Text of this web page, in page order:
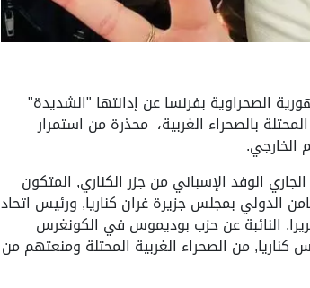
أصدقاء الجمهورية الصحراوية بفرنسا عن إدانتها "الشديدة"
بالصحراء الغربية، محذرة من استمرار
الخارجي.
للجمعية أن السلطات المغربية طردت بتاريخ 13 يناير الجاري الوفد الإسباني من جزر الكناري, المتكون
الدولي بمجلس جزيرة غران كناريا, ورئيس اتحاد
النائبة عن حزب بوديموس في الكونغرس
كناريا, من الصحراء الغربية المحتلة ومنعتهم من